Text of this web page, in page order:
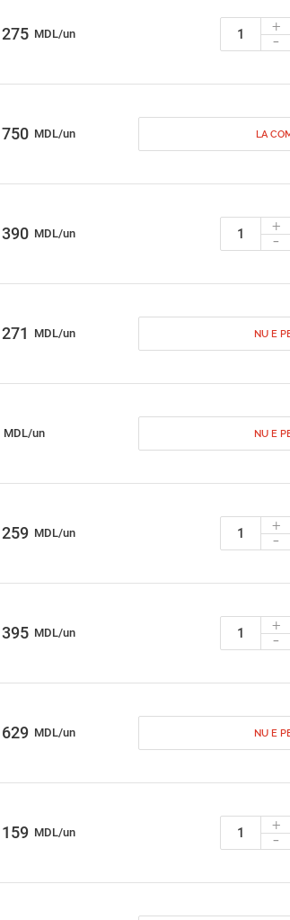
MDL/un +
-
MDL/un LA
MDL/un +
-
MDL/un NU E
MDL/un NU E
MDL/un +
-
MDL/un +
-
MDL/un NU E
MDL/un +
-